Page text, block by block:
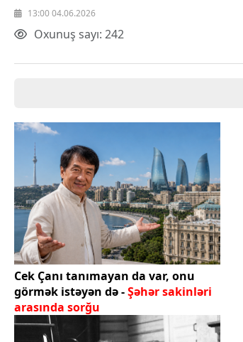
13:00 04.06.2026
Oxunuş sayı: 242
Cek Çanı tanımayan da var, onu
görmək istəyən də -Şəhər sakinləri
arasında sorğu